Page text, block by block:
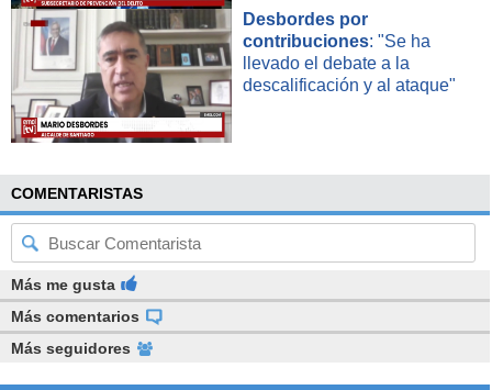
Desbordes por
contribuciones: "Se ha
llevado el debate a la
descalificación y al ataque"
COMENTARISTAS
Más me gusta
Más comentarios
Más seguidores